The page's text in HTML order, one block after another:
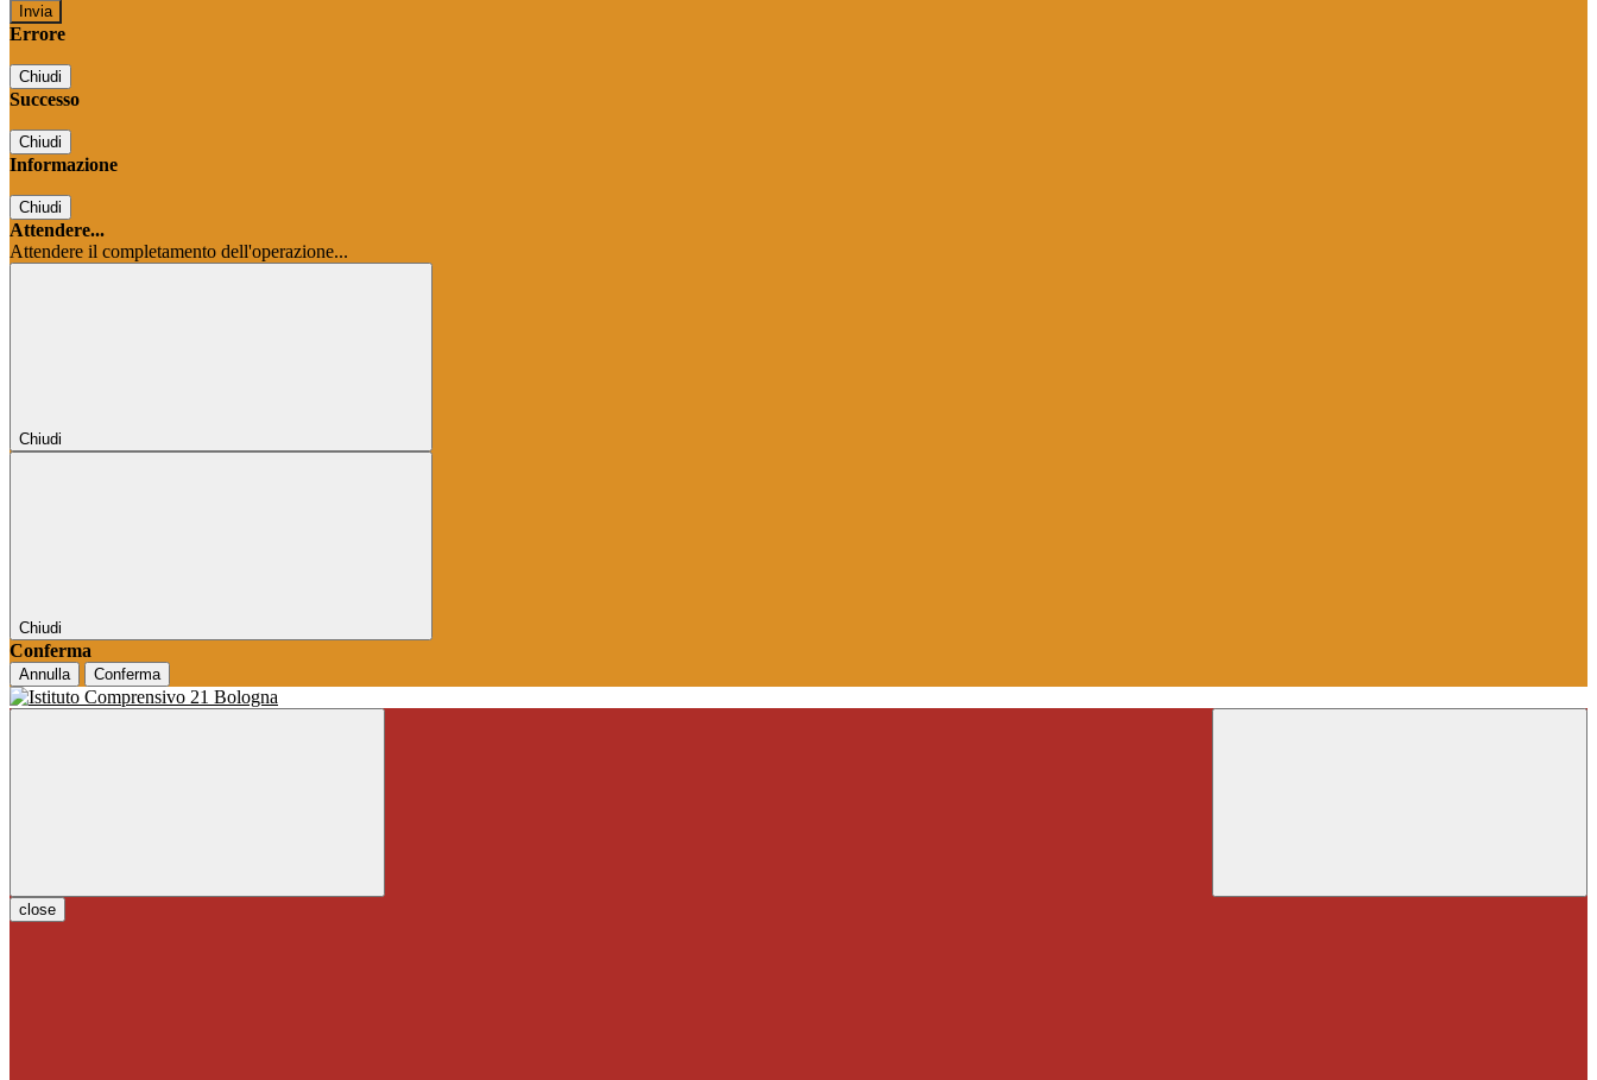
Errore
Chiudi
Successo
Chiudi
Informazione
Chiudi
Attendere...
Attendere il completamento dell'operazione...
Chiudi
Chiudi
Conferma
Annulla Conferma
close